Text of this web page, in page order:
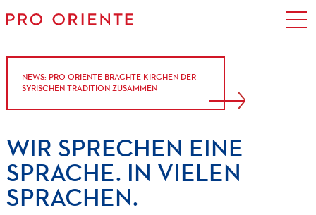
NEWS: PRO ORIENTE BRACHTE KIRCHEN DER
SYRISCHEN TRADITION ZUSAMMEN
WIR SPRECHEN EINE
SPRACHE. IN VIELEN
SPRACHEN.